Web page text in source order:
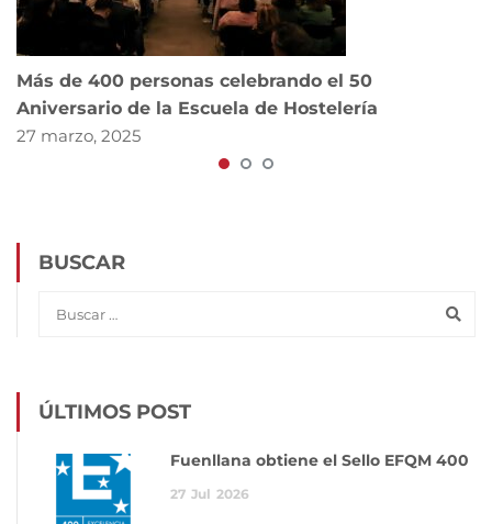
Más de 400 personas celebrando el 50
Aniversario de la Escuela de Hostelería
27 marzo, 2025
BUSCAR
ÚLTIMOS POST
Fuenllana obtiene el Sello EFQM 400
27 Jul 2026